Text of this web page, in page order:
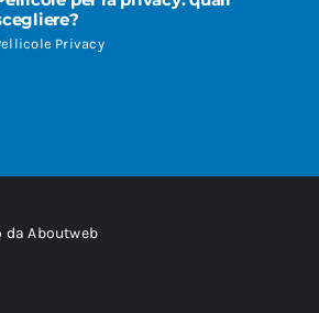
Privacy
daAboutweb